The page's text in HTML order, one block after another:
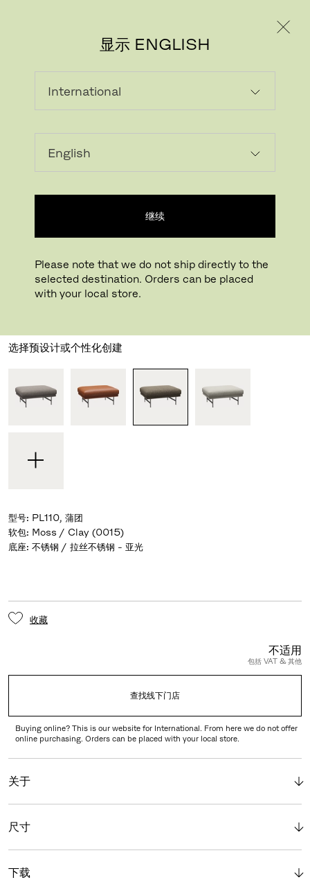
显示 ENGLISH
继续
Please note that we do not ship directly to the
selected destination. Orders can be placed
with your local store.
LISSONI SOFA™
选择预设计或个性化创建
型号: PL110, 蒲团
软包: Moss / Clay (0015)
底座: 不锈钢 / 拉丝不锈钢 - 亚光
收藏
不适用
包括 VAT & 其他
查找线下门店
Buying online? This is our website for International. From here we do not offer
online purchasing. Orders can be placed with your local store.
关于
尺寸
下载